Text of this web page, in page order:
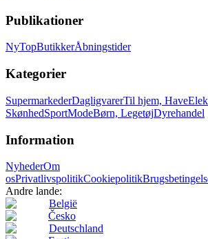
Publikationer
NyTopButikkerÅbningstider
Kategorier
SupermarkederDagligvarerTil hjem, Have
SkønhedSportModeBørn, LegetøjDyrehandel
Information
NyhederOm
osPrivatlivspolitikCookiepolitik
Andre lande:
België
Česko
Deutschland